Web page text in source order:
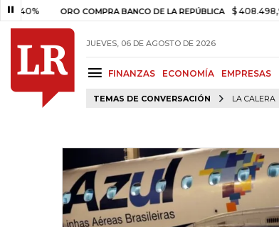
ORO COMPRA BANCO DE LA REPÚBLICA $ 408.498,97 +$
JUEVES, 06 DE AGOSTO DE 2026
FINANZAS ECONOMÍA EMPRESAS
TEMAS DE CONVERSACIÓN LA CALERA